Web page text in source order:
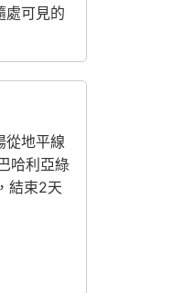
處可見的
從地平線
哈利亞綠
結束2天